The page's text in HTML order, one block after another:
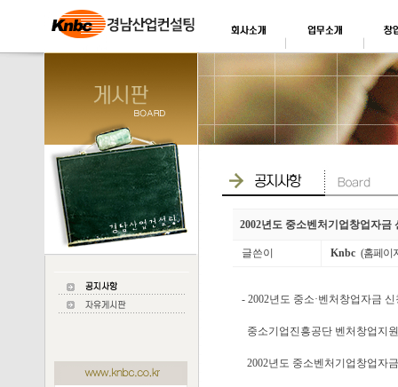
2002년도 중소벤처기업창업자금
글쓴이 Knbc (홈페이
- 2002년도 중소·벤처창업자금
중소기업진흥공단 벤처창업지
2002년도 중소벤처기업창업자